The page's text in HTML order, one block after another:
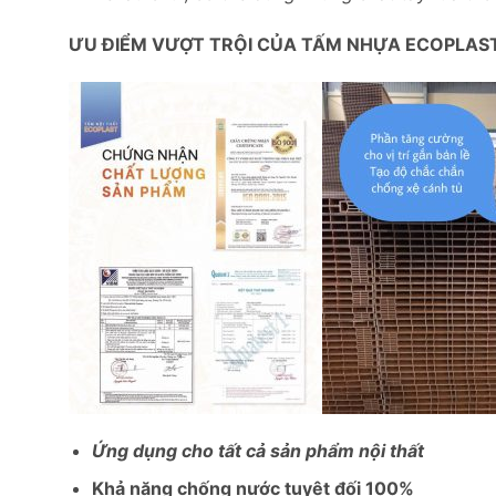
ƯU ĐIỂM VƯỢT TRỘI CỦA TẤM NHỰA
Ứng dụng cho tất cả sản phẩm nội thất
Khả năng chống nước tuyệt đối 100%